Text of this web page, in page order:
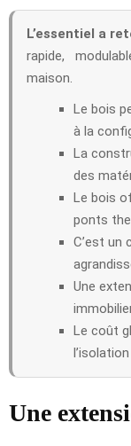
L’essentiel a
rapide,
maison.
Le bois
à la
La
des
Le bois
ponts
C’est un
Une
Le coût
Une